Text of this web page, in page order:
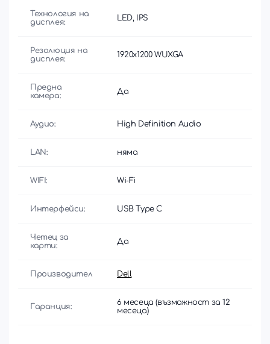
Технология на
дисплея:
LED, IPS
Резолюция на
дисплея:
1920x1200 WUXGA
Предна
камера:
Да
Аудио: High Definition Audio
LAN: няма
WIFI: Wi-Fi
Интерфейси: USB Type C
Четец за
карти:
Да
Производител Dell
Гаранция:
6 месеца (възможност за 12
месеца)